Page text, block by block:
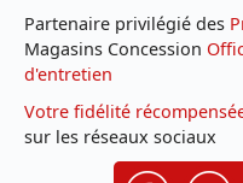
Partenaire privilégié des
Magasins Concession
d'entretien
Votre fidélité
sur les réseaux sociaux